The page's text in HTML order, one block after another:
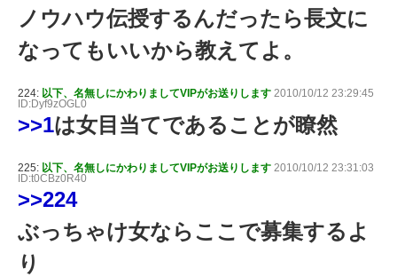
ノウハウ伝授するんだったら長文に
なってもいいから教えてよ。
224: 以下、名無しにかわりましてVIPがお送りします 2010/10/12 23:29:45
ID:Dyf9zOGL0
>>1は女目当てであることが瞭然
225: 以下、名無しにかわりましてVIPがお送りします 2010/10/12 23:31:03
ID:t0CBz0R40
>>224
ぶっちゃけ女ならここで募集するよ
り